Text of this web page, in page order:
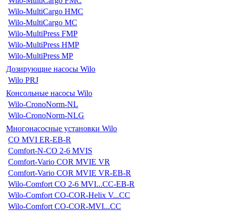
Wilo-MultiCargo HMC
Wilo-MultiCargo MC
Wilo-MultiPress FMP
Wilo-MultiPress HMP
Wilo-MultiPress MP
Дозирующие насосы Wilo
Wilo PRJ
Консольные насосы Wilo
Wilo-CronoNorm-NL
Wilo-CronoNorm-NLG
Многонасосные установки Wilo
CO MVI ER-EB-R
Comfort-N-CO 2-6 MVIS
Comfort-Vario COR MVIE VR
Comfort-Vario COR MVIE VR-EB-R
Wilo-Comfort CO 2-6 MVI...CC-EB-R
Wilo-Comfort CO-COR-Helix V...CC
Wilo-Comfort CO-COR-MVI...CC